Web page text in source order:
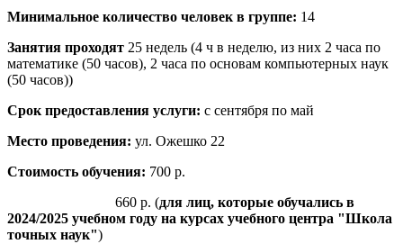
Минимальное количество человек в группе: 14
Занятия проходят 25 недель (4 ч в неделю, из них 2 часа по
математике (50 часов), 2 часа по основам компьютерных наук
(50 часов))
Срок предоставления услуги: с сентября по май
Место проведения: ул. Ожешко 22
Стоимость обучения: 700 р.
660 р. (для лиц, которые обучались в
2024/2025 учебном году на курсах учебного центра "Школа
точных наук")